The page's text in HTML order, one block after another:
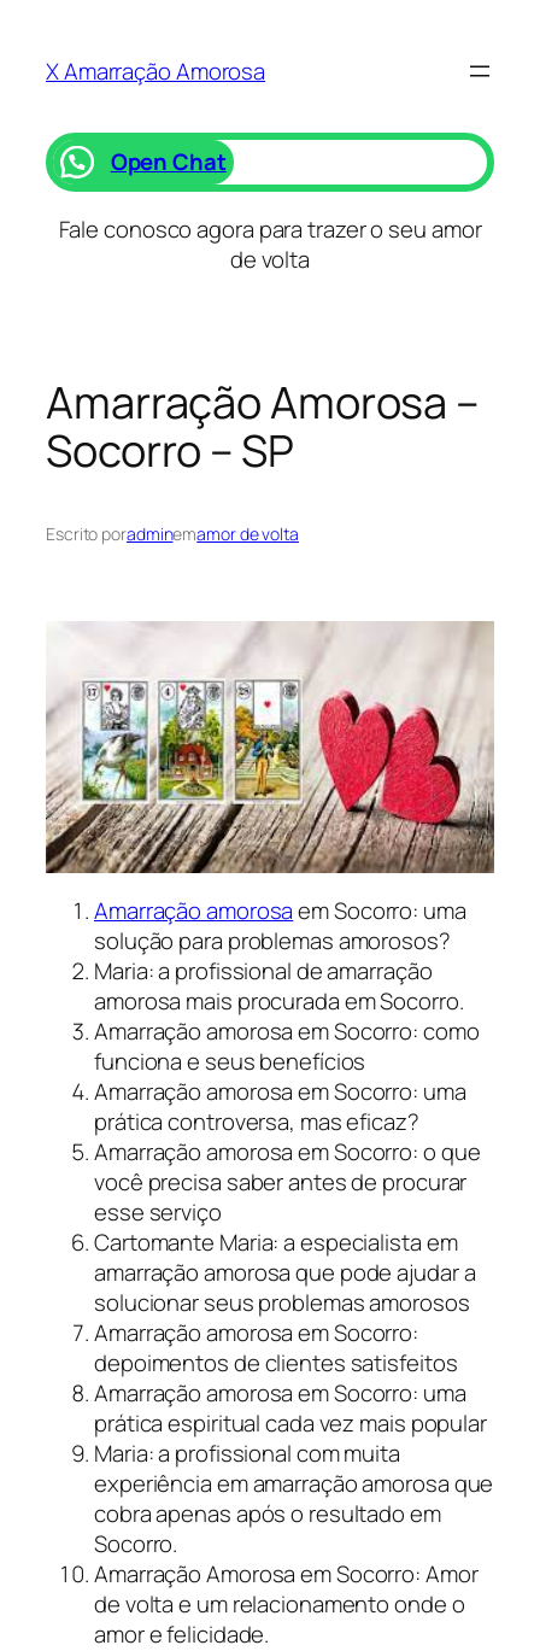
X Amarração Amorosa
Open Chat
Fale conosco agora para trazer o seu amor
de volta
Amarração Amorosa –
Socorro – SP
Escrito poradminemamor de volta
Amarração amorosaem Socorro: uma
solução para problemas amorosos?
Maria: a profissional de amarração
amorosa mais procurada em Socorro.
Amarração amorosa em Socorro: como
funciona e seus benefícios
Amarração amorosa em Socorro: uma
prática controversa, mas eficaz?
Amarração amorosa em Socorro: o que
você precisa saber antes de procurar
esse serviço
Cartomante Maria: a especialista em
amarração amorosa que pode ajudar a
solucionar seus problemas amorosos
Amarração amorosa em Socorro:
depoimentos de clientes satisfeitos
Amarração amorosa em Socorro: uma
prática espiritual cada vez mais popular
Maria: a profissional com muita
experiência em amarração amorosa que
cobra apenas após o resultado em
Socorro.
Amarração Amorosa em Socorro: Amor
de volta e um relacionamento onde o
amor e felicidade.